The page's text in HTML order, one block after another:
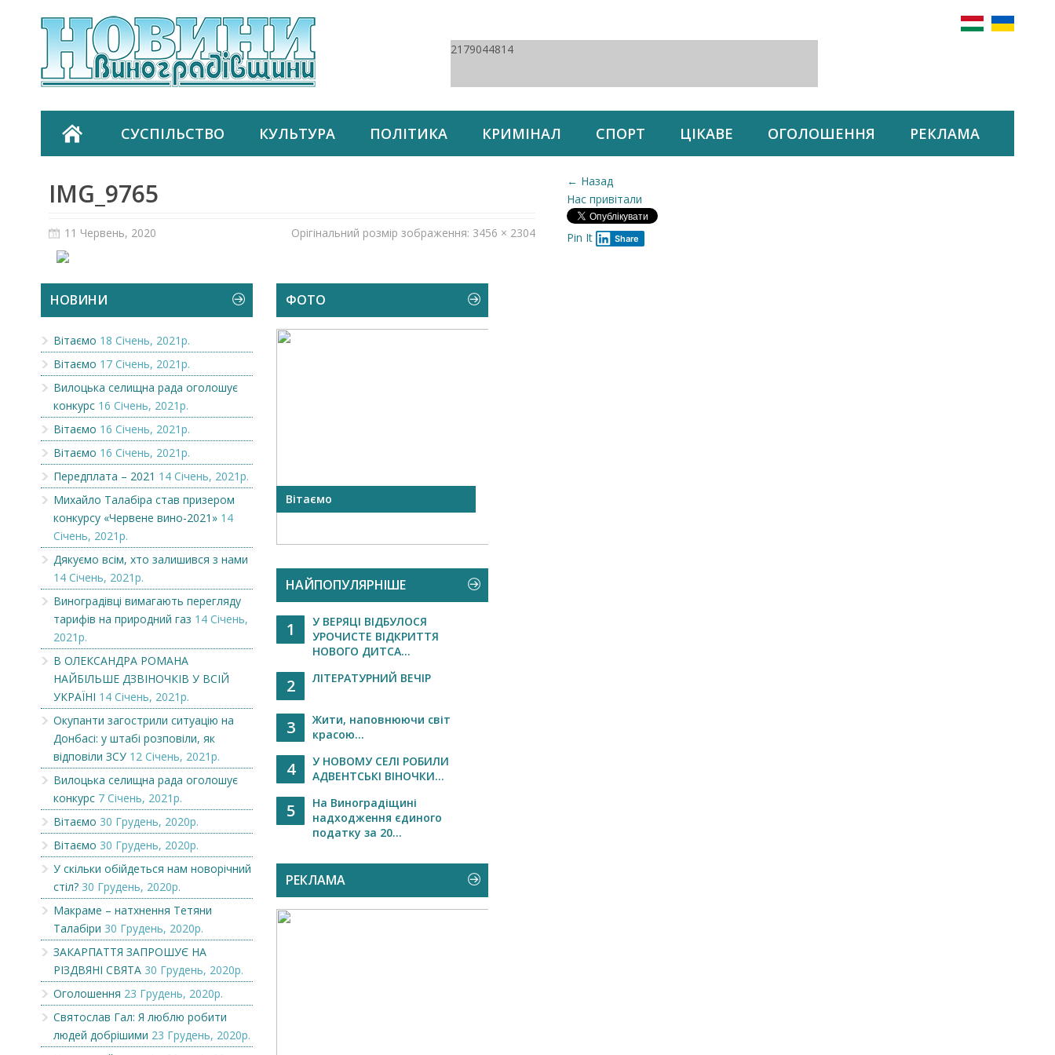
2179044814
СУСПІЛЬСТВО КУЛЬТУРА ПОЛІТИКА КРИМІНАЛ СПОРТ ЦІКАВЕ ОГОЛОШЕННЯ РЕКЛАМА
IMG_9765
11 Червень, 2020 Орігінальний розмір зображення: 3456 × 2304
← Назад
Нас привітали
Pin It Share
НОВИНИ
Вітаємо 18 Січень, 2021р.
Вітаємо 17 Січень, 2021р.
Вилоцька селищна рада оголошує
конкурс 16 Січень, 2021р.
Вітаємо 16 Січень, 2021р.
Вітаємо 16 Січень, 2021р.
Передплата – 2021 14 Січень, 2021р.
Михайло Талабіра став призером
конкурсу «Червене вино-2021» 14
Січень, 2021р.
Дякуємо всім, хто залишився з нами
14 Січень, 2021р.
Виноградівці вимагають перегляду
тарифів на природний газ 14 Січень,
2021р.
В ОЛЕКСАНДРА РОМАНА
НАЙБІЛЬШЕ ДЗВІНОЧКІВ У ВСІЙ
УКРАЇНІ 14 Січень, 2021р.
Окупанти загострили ситуацію на
Донбасі: у штабі розповіли, як
відповіли ЗСУ 12 Січень, 2021р.
Вилоцька селищна рада оголошує
конкурс 7 Січень, 2021р.
Вітаємо 30 Грудень, 2020р.
Вітаємо 30 Грудень, 2020р.
У скільки обійдеться нам новорічний
стіл? 30 Грудень, 2020р.
Макраме – натхнення Тетяни
Талабіри 30 Грудень, 2020р.
ЗАКАРПАТТЯ ЗАПРОШУЄ НА
РІЗДВЯНІ СВЯТА 30 Грудень, 2020р.
Оголошення 23 Грудень, 2020р.
Святослав Гал: Я люблю робити
людей добрішими 23 Грудень, 2020р.
ФОТО
Вітаємо Вітаємо
НАЙПОПУЛЯРНІШЕ
1
У ВЕРЯЦІ ВІДБУЛОСЯ
УРОЧИСТЕ ВІДКРИТТЯ
НОВОГО ДИТСА...
2 ЛІТЕРАТУРНИЙ ВЕЧІР
3
Жити, наповнюючи світ
красою...
4
У НОВОМУ СЕЛІ РОБИЛИ
АДВЕНТСЬКІ ВІНОЧКИ...
5
На Виноградіщині
надходження єдиного
податку за 20...
РЕКЛАМА